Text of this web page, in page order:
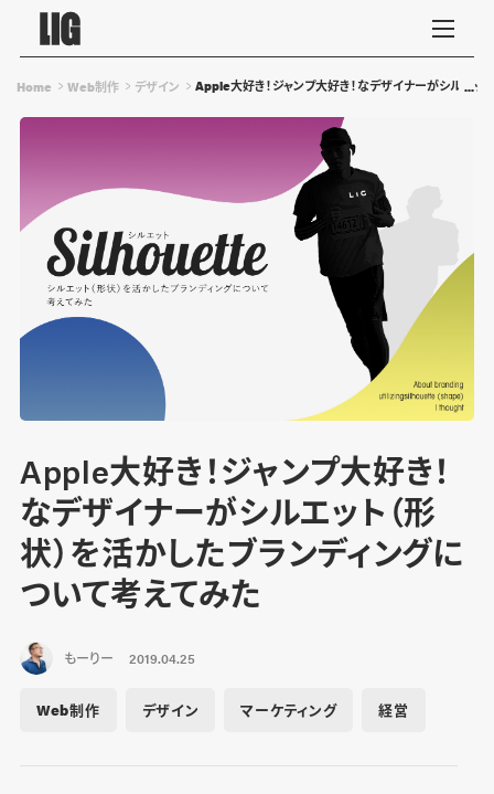
Home Web制作 デザイン Apple大好き！ジャンプ大好き！なデザイナーがシルエッ
Apple大好き！ジャンプ大好き！
なデザイナーがシルエット（形
状）を活かしたブランディングに
ついて考えてみた
もーりー 2019.04.25
Web制作 デザイン マーケティング 経営